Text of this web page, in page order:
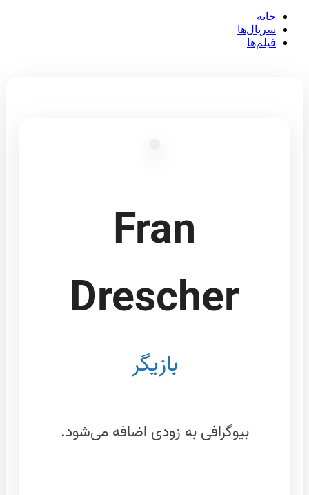
خانه
سریال‌ها
فیلم‌ها
Fran
Drescher
بازیگر
بیوگرافی به زودی اضافه می‌شود.